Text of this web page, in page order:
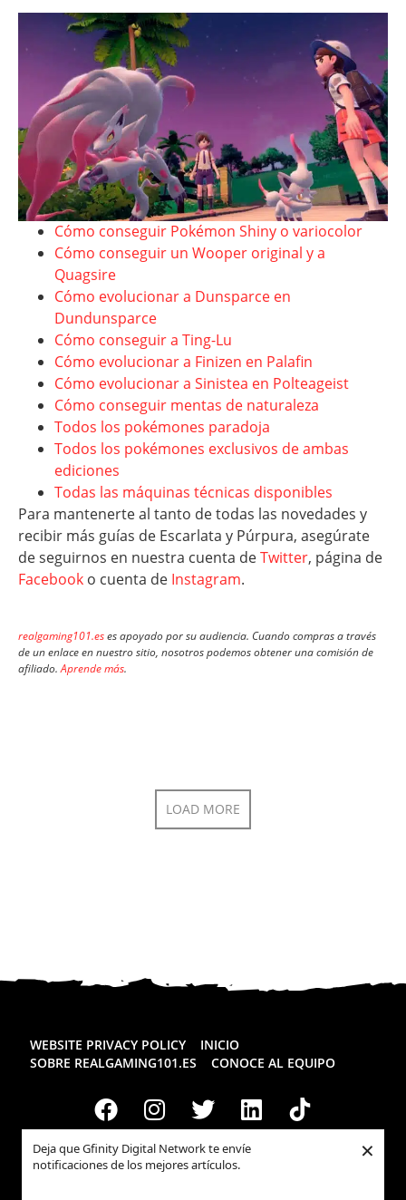
Deja que Gfinity Digital Network te envíe
notificaciones de los mejores artículos.
×
Cómo conseguir Pokémon Shiny o variocolor
Cómo conseguir un Wooper original y a
Quagsire
Cómo evolucionar a Dunsparce en
Dundunsparce
Cómo conseguir a Ting-Lu
Cómo evolucionar a Finizen en Palafin
Cómo evolucionar a Sinistea en Polteageist
Cómo conseguir mentas de naturaleza
Todos los pokémones paradoja
Todos los pokémones exclusivos de ambas
ediciones
Todas las máquinas técnicas disponibles
Para mantenerte al tanto de todas las novedades y
recibir más guías de Escarlata y Púrpura, asegúrate
de seguirnos en nuestra cuenta deTwitter, página de
Facebook o cuenta de Instagram.
realgaming101.eses apoyado por su audiencia. Cuando compras a través
de un enlace en nuestro sitio, nosotros podemos obtener una comisión de
afiliado.Aprende más.
LOAD MORE
WEBSITE PRIVACY POLICY
INICIO
SOBRE REALGAMING101.ES
CONOCE AL EQUIPO
Todos los derechos reservadosRealgaming.es